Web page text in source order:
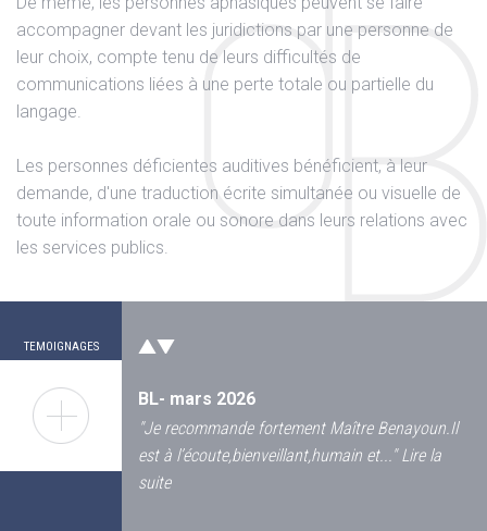
accompagner devant les juridictions par une personne de
leur choix, compte tenu de leurs difficultés de
communications liées à une perte totale ou partielle du
langage.
Les personnes déficientes auditives bénéficient, à leur
demande, d'une traduction écrite simultanée ou visuelle de
toute information orale ou sonore dans leurs relations avec
les services publics.JL Octobre 2024
grosse plaie au...
BL- mars 2026
"Je recommande fortement Maître Benayoun.Il
est à l’écoute,bienveillant,humain et..."Lire la
suite
TEMOIGNAGES